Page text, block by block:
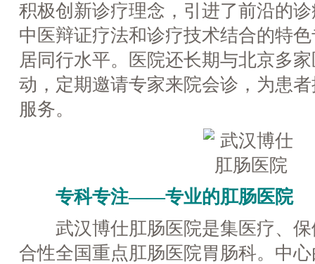
积极创新诊疗理念，引进了前沿的
中医辩证疗法和诊疗技术结合的特
居同行水平。医院还长期与北京多
动，定期邀请专家来院会诊，为患
服务。
专科专注——专业的肛肠医院
武汉博仕肛肠医院是集医疗、保
合性全国重点肛肠医院胃肠科。中